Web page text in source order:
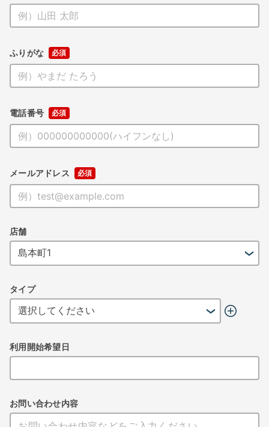
ふりがな
電話番号
メールアドレス
店舗
タイプ
利用開始希望日
お問い合わせ内容